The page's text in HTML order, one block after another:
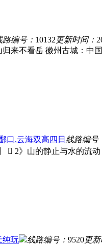
路编号： 10132 更新时间：
来不看岳 徽州古城：
口.云海双高四日 线路编号
 2》山的静止与水的流
纯玩 线路编号： 9520更新